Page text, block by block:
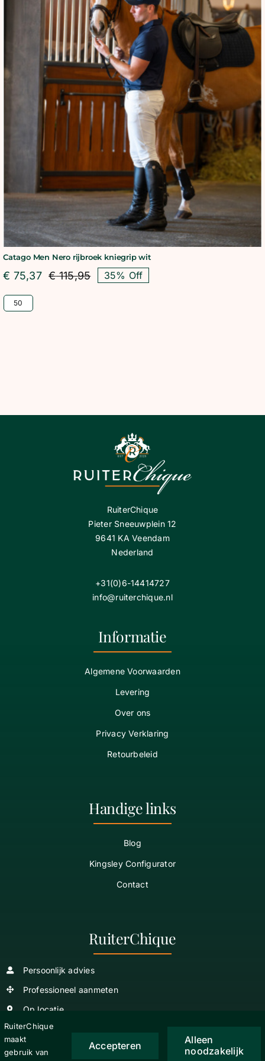
SHOWROOM
WEBSHOP
Catago Men Nero rijbroek kniegrip wit
€115,95Oorspronkelijke
€ 75,37
Huidige
35% Off
50
RuiterChique
Pieter Sneeuwplein 12
9641 KA Veendam
Nederland
+31(0)6-14414727
info@ruiterchique.nl
Informatie
Algemene Voorwaarden
Levering
Over ons
Privacy Verklaring
Retourbeleid
Handige links
Blog
Kingsley Configurator
Contact
RuiterChique
Persoonlijk advies
Professioneel aanmeten
Op locatie
Copyright Privacy verklaring
RuiterChique
maakt
gebruik van
Accepteren
Alleen
noodzakelijk